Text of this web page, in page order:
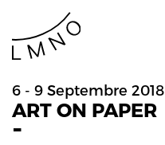
6 - 9 Septembre 2018
ART ON PAPER
-